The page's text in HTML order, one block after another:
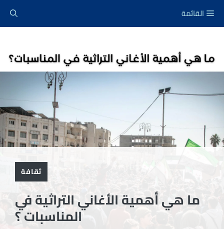
القائمة
ثقافة
ما هي أهمية الأغاني التراثية في
المناسبات ؟